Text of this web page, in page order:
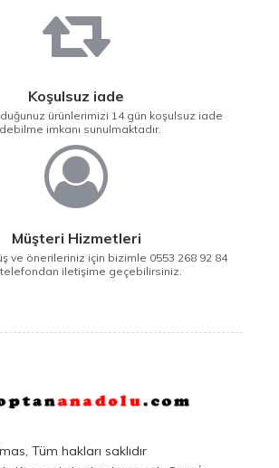
Koşulsuz iade
ürünlerimizi 14 gün koşulsuz iade
imkanı sunulmaktadır.
Müşteri Hizmetleri
ve önerileriniz için bizimle 0553 268 92 84
iletişime geçebilirsiniz.
Tüm hakları saklıdır